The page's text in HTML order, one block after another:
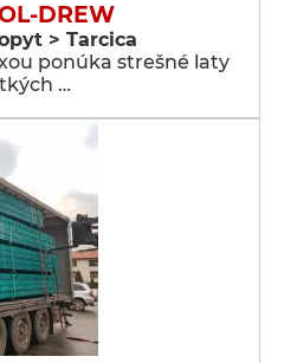
DREW
> Tarcica
ponúka strešné laty
…